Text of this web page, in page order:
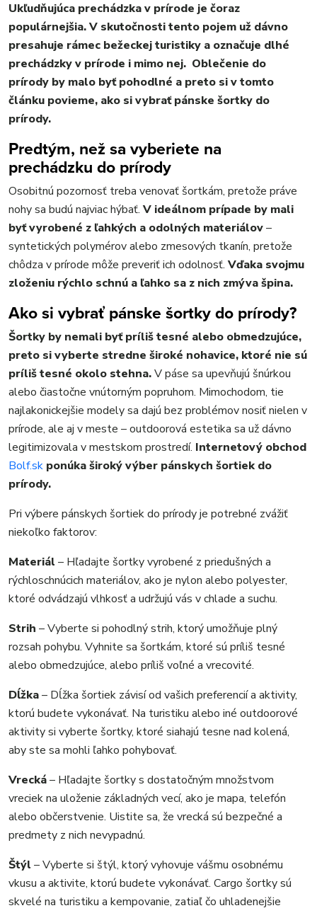
Ukľudňujúca prechádzka v prírode je čoraz
populárnejšia. V skutočnosti tento pojem už dávno
presahuje rámec bežeckej turistiky a označuje dlhé
prechádzky v prírode i mimo nej. Oblečenie do
prírody by malo byť pohodlné a preto si v tomto
článku povieme, ako si vybrať pánske šortky do
prírody.
Predtým, než sa vyberiete na
prechádzku do prírody
Osobitnú pozornosť treba venovať šortkám, pretože práve
nohy sa budú najviac hýbať. V ideálnom prípade by mali
byť vyrobené z ľahkých a odolných materiálov–
syntetických polymérov alebo zmesových tkanín, pretože
chôdza v prírode môže preveriť ich odolnosť. Vďaka svojmu
zloženiu rýchlo schnú a ľahko sa z nich zmýva špina.
Ako si vybrať pánske šortky do prírody?
Šortky by nemali byť príliš tesné alebo obmedzujúce,
preto si vyberte stredne široké nohavice, ktoré nie sú
príliš tesné okolo stehna.V páse sa upevňujú šnúrkou
alebo čiastočne vnútorným popruhom. Mimochodom, tie
najlakonickejšie modely sa dajú bez problémov nosiť nielen v
prírode, ale aj v meste – outdoorová estetika sa už dávno
legitimizovala v mestskom prostredí. Internetový obchod
Bolf.sk ponúka široký výber pánskych šortiek do
prírody.
Pri výbere pánskych šortiek do prírody je potrebné zvážiť
niekoľko faktorov:
Materiál – Hľadajte šortky vyrobené z priedušných a
rýchloschnúcich materiálov, ako je nylon alebo polyester,
ktoré odvádzajú vlhkosť a udržujú vás v chlade a suchu.
Strih – Vyberte si pohodlný strih, ktorý umožňuje plný
rozsah pohybu. Vyhnite sa šortkám, ktoré sú príliš tesné
alebo obmedzujúce, alebo príliš voľné a vrecovité.
Dĺžka– Dĺžka šortiek závisí od vašich preferencií a aktivity,
ktorú budete vykonávať. Na turistiku alebo iné outdoorové
aktivity si vyberte šortky, ktoré siahajú tesne nad kolená,
aby ste sa mohli ľahko pohybovať.
Vrecká– Hľadajte šortky s dostatočným množstvom
vreciek na uloženie základných vecí, ako je mapa, telefón
alebo občerstvenie. Uistite sa, že vrecká sú bezpečné a
predmety z nich nevypadnú.
Štýl – Vyberte si štýl, ktorý vyhovuje vášmu osobnému
vkusu a aktivite, ktorú budete vykonávať. Cargo šortky sú
skvelé na turistiku a kempovanie, zatiaľ čo uhladenejšie